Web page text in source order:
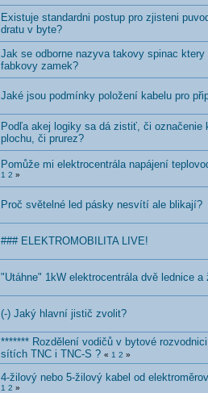
Existuje standardni postup pro zjisteni
dratu v byte?
Jak se odborne nazyva takovy spinac
fabkovy zamek?
Jaké jsou podmínky položení kabelu pro
Podľa akej logiky sa dá zistiť, či označenie
plochu, či prurez?
Pomůže mi elektrocentrála napájení
1 2 »
Proč světelné led pásky nesvítí ale blikají?
### ELEKTROMOBILITA LIVE!
"Utáhne" 1kW elektrocentrála dvě lednice a
(-) Jaký hlavní jistič zvolit?
******* Rozdělení vodičů v bytové
sítích TNC i TNC-S ? « 1 2 »
4-žilový nebo 5-žilový kabel od
1 2 »